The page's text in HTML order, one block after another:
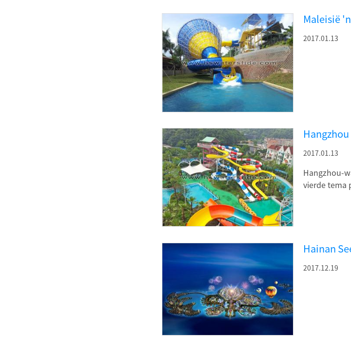
Maleisië
2017.01.13
2017.01.13
Hangzhou-
vierde tema
Hainan
2017.12.19